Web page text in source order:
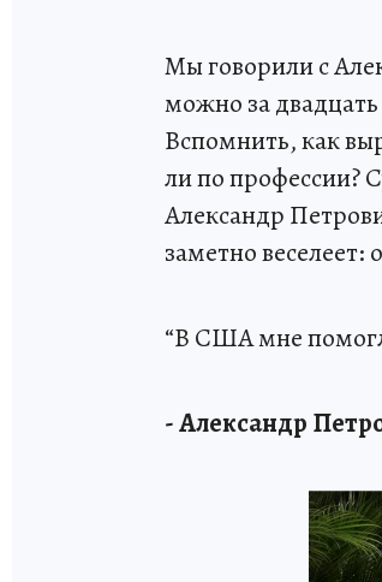
Мы говорили с
можно за
Вспомнить, как
ли по профессии?
Александр
заметно веселеет:
“В США мне
- Александр